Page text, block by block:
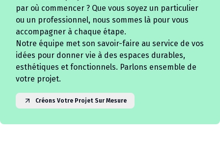
par où commencer ? Que vous soyez un particulier
ou un professionnel, nous sommes là pour vous
accompagner à chaque étape.
Notre équipe met son savoir-faire au service de vos
idées pour donner vie à des espaces durables,
esthétiques et fonctionnels. Parlons ensemble de
votre projet.
Créons Votre Projet Sur Mesure